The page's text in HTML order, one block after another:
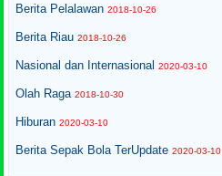
Berita Pelalawan 2018-10-26
Berita Riau 2018-10-26
Nasional dan Internasional 2020-03-10
Olah Raga 2018-10-30
Hiburan 2020-03-10
Berita Sepak Bola TerUpdate 2020-03-10